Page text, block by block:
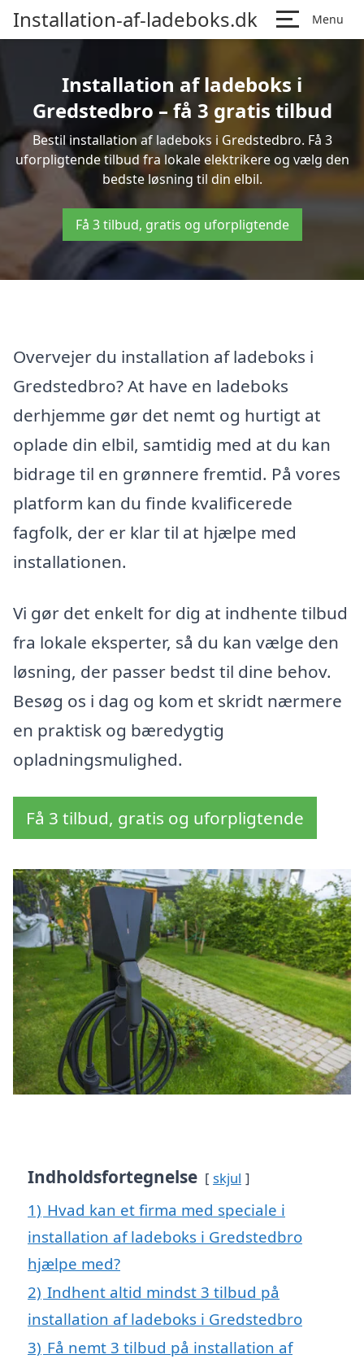
Installation-af-ladeboks.dk Menu
Installation af ladeboks i
Gredstedbro – få 3 gratis tilbud
Bestil installation af ladeboks i Gredstedbro. Få 3
uforpligtende tilbud fra lokale elektrikere og vælg den
bedste løsning til din elbil.
Få 3 tilbud, gratis og uforpligtende
Overvejer du installation af ladeboks i
Gredstedbro? At have en ladeboks
derhjemme gør det nemt og hurtigt at
oplade din elbil, samtidig med at du kan
bidrage til en grønnere fremtid. På vores
platform kan du finde kvalificerede
fagfolk, der er klar til at hjælpe med
installationen.
Vi gør det enkelt for dig at indhente tilbud
fra lokale eksperter, så du kan vælge den
løsning, der passer bedst til dine behov.
Besøg os i dag og kom et skridt nærmere
en praktisk og bæredygtig
opladningsmulighed.
Få 3 tilbud, gratis og uforpligtende
Indholdsfortegnelse skjul
1) Hvad kan et firma med speciale i
installation af ladeboks i Gredstedbro
hjælpe med?
2) Indhent altid mindst 3 tilbud på
installation af ladeboks i Gredstedbro
3) Få nemt 3 tilbud på installation af